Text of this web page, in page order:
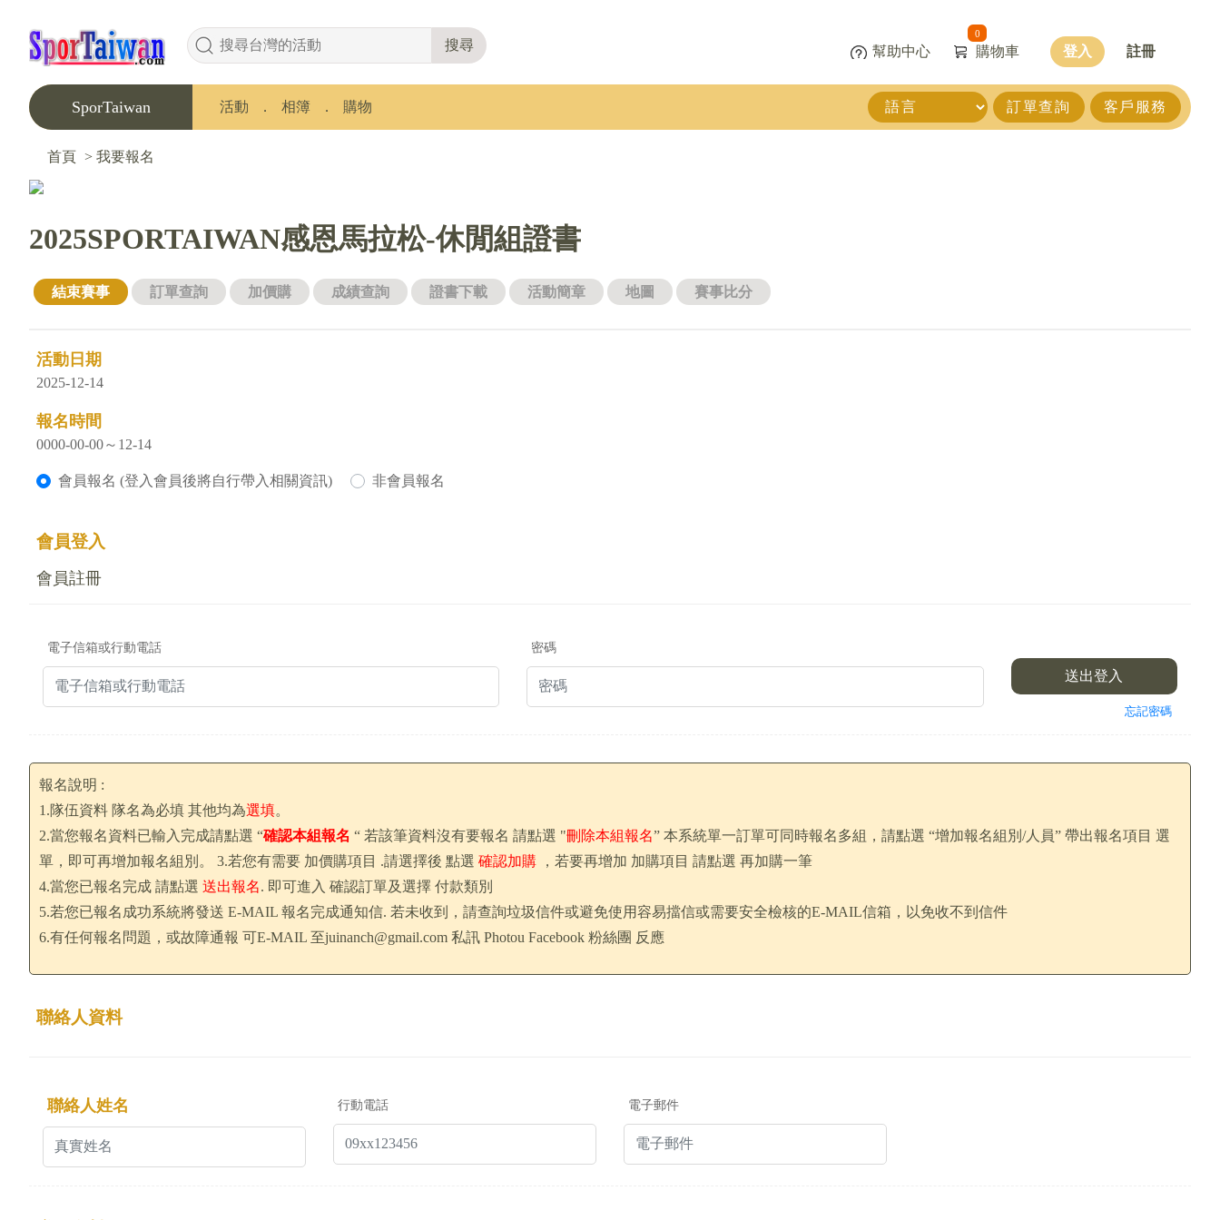
搜尋 幫助中心
0
購物車 登入 註冊
SporTaiwan 活動 ． 相簿 ． 購物 訂單查詢 客戶服務
首頁 > 我要報名
2025SPORTAIWAN感恩馬拉松-休閒組證書
結束賽事 訂單查詢 加價購 成績查詢 證書下載 活動簡章 地圖 賽事比分
活動日期
2025-12-14
報名時間
0000-00-00～12-14
會員報名 (登入會員後將自行帶入相關資訊) 非會員報名
會員登入
會員註冊
電子信箱或行動電話 密碼
送出登入
忘記密碼
報名說明 :
1.隊伍資料 隊名為必填 其他均為選填。
2.當您報名資料已輸入完成請點選 “確認本組報名 “ 若該筆資料沒有要報名 請點選 "刪除本組報名” 本系統單一訂單可同時報名多組，請點選 “增加報名組別/人員” 帶出報名項目 選
單，即可再增加報名組別。 3.若您有需要 加價購項目 .請選擇後 點選 確認加購 ，若要再增加 加購項目 請點選 再加購一筆
4.當您已報名完成 請點選 送出報名. 即可進入 確認訂單及選擇 付款類別
5.若您已報名成功系統將發送 E-MAIL 報名完成通知信. 若未收到，請查詢垃圾信件或避免使用容易擋信或需要安全檢核的E-MAIL信箱，以免收不到信件
6.有任何報名問題，或故障通報 可E-MAIL 至juinanch@gmail.com 私訊 Photou Facebook 粉絲團 反應
聯絡人資料
聯絡人姓名 行動電話 電子郵件